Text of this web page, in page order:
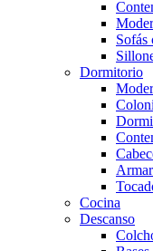
Sofás
Dormitorio
Cocina
Descanso